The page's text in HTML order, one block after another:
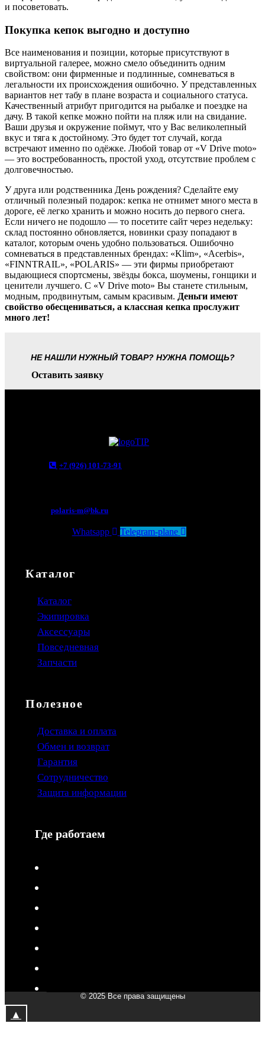
и посоветовать.
Покупка кепок выгодно и доступно
Все наименования и позиции, которые присутствуют в
виртуальной галерее, можно смело объединить одним
свойством: они фирменные и подлинные, сомневаться в
легальности их происхождения ошибочно. У представленных
вариантов нет табу в плане возраста и социального статуса.
Качественный атрибут пригодится на рыбалке и поездке на
дачу. В такой кепке можно пойти на пляж или на свидание.
Ваши друзья и окружение поймут, что у Вас великолепный
вкус и тяга к достойному. Это будет тот случай, когда
встречают именно по одёжке. Любой товар от «V Drive moto»
— это востребованность, простой уход, отсутствие проблем с
долговечностью.
У друга или родственника День рождения? Сделайте ему
отличный полезный подарок: кепка не отнимет много места в
дороге, её легко хранить и можно носить до первого снега.
Если ничего не подошло — то посетите сайт через недельку:
склад постоянно обновляется, новинки сразу попадают в
каталог, которым очень удобно пользоваться. Ошибочно
сомневаться в представленных брендах: «Klim», «Acerbis»,
«FINNTRAIL», «POLARIS» — эти фирмы приобретают
выдающиеся спортсмены, звёзды бокса, шоумены, гонщики и
ценители лучшего. С «V Drive moto» Вы станете стильным,
модным, продвинутым, самым красивым. Деньги имеют
свойство обесцениваться, а классная кепка прослужит
много лет!
НЕ НАШЛИ НУЖНЫЙ ТОВАР? НУЖНА ПОМОЩЬ?
Оставить заявку
+7 (926) 101-73-91
polaris-m@bk.ru
Whatsapp Telegram-plane
Каталог
Каталог
Экипировка
Аксессуары
Повседневная
Запчасти
Полезное
Доставка и оплата
Обмен и возврат
Гарантия
Сотрудничество
Защита информации
Где работаем
© 2025 Все права защищены
▲